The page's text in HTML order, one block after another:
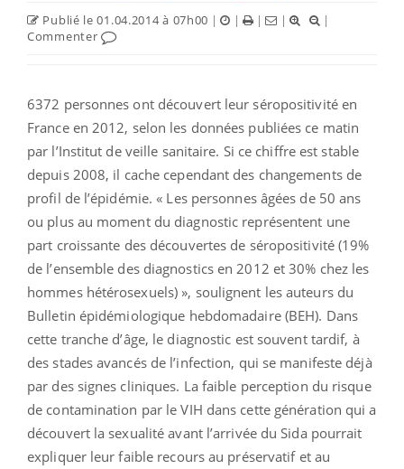
Publié le 01.04.2014 à 07h00 | | | |
|
Commenter
6372 personnes ont découvert leur séropositivité en
France en 2012, selon les données publiées ce matin
par l’Institut de veille sanitaire. Si ce chiffre est stable
depuis 2008, il cache cependant des changements de
profil de l’épidémie. « Les personnes âgées de 50 ans
ou plus au moment du diagnostic représentent une
part croissante des découvertes de séropositivité (19%
de l’ensemble des diagnostics en 2012 et 30% chez les
hommes hétérosexuels) », soulignent les auteurs du
Bulletin épidémiologique hebdomadaire (BEH). Dans
cette tranche d’âge, le diagnostic est souvent tardif, à
des stades avancés de l’infection, qui se manifeste déjà
par des signes cliniques. La faible perception du risque
de contamination par le VIH dans cette génération qui a
découvert la sexualité avant l’arrivée du Sida pourrait
expliquer leur faible recours au préservatif et au